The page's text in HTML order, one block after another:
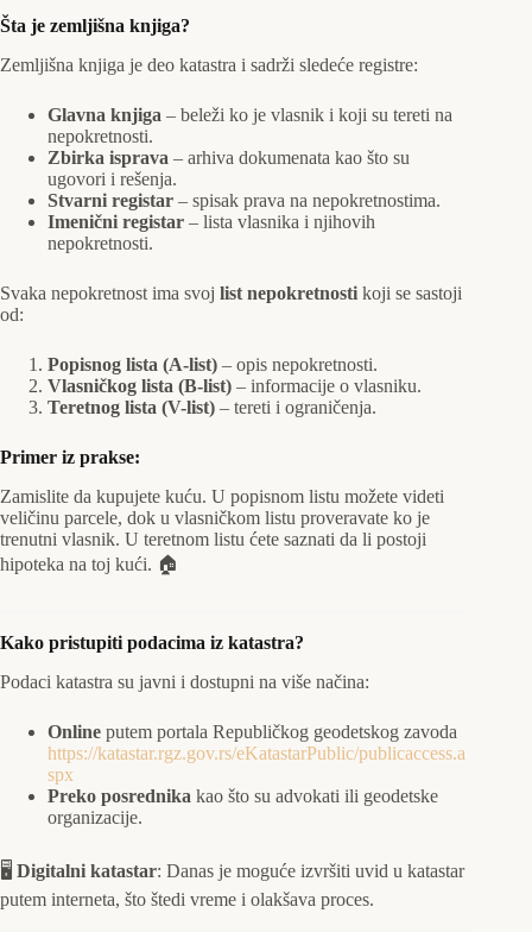
Šta je zemljišna knjiga?
Zemljišna knjiga je deo katastra i sadrži sledeće registre:
Glavna knjiga – beleži ko je vlasnik i koji su tereti na
nepokretnosti.
Zbirka isprava – arhiva dokumenata kao što su
ugovori i rešenja.
Stvarni registar – spisak prava na nepokretnostima.
Imenični registar – lista vlasnika i njihovih
nepokretnosti.
Svaka nepokretnost ima svoj list nepokretnosti koji se sastoji
od:
Popisnog lista (A-list) – opis nepokretnosti.
Vlasničkog lista (B-list) – informacije o vlasniku.
Teretnog lista (V-list) – tereti i ograničenja.
Primer iz prakse:
Zamislite da kupujete kuću. U popisnom listu možete videti
veličinu parcele, dok u vlasničkom listu proveravate ko je
trenutni vlasnik. U teretnom listu ćete saznati da li postoji
hipoteka na toj kući. 🏠
Kako pristupiti podacima iz katastra?
Podaci katastra su javni i dostupni na više načina:
Online putem portala Republičkog geodetskog zavoda
https://katastar.rgz.gov.rs/eKatastarPublic/publicaccess.a
spx
Preko posrednika kao što su advokati ili geodetske
organizacije.
🖥️ Digitalni katastar: Danas je moguće izvršiti uvid u katastar
putem interneta, što štedi vreme i olakšava proces.